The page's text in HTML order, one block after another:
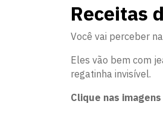
Receitas
Você vai perceber
Eles vão bem com
regatinha invisível.
Clique nas